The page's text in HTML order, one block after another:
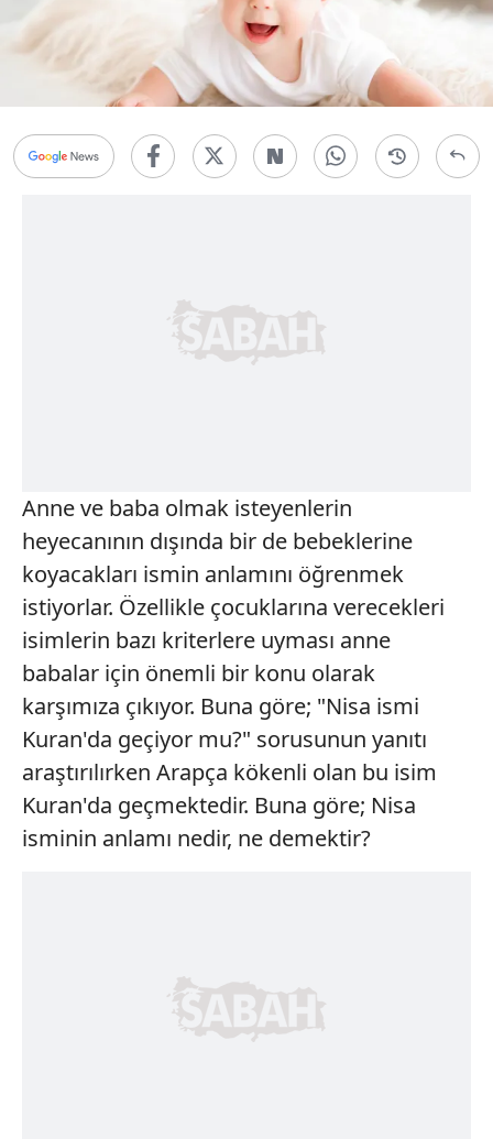
Anne ve baba olmak isteyenlerin
heyecanının dışında bir de bebeklerine
koyacakları ismin anlamını öğrenmek
istiyorlar. Özellikle çocuklarına verecekleri
isimlerin bazı kriterlere uyması anne
babalar için önemli bir konu olarak
karşımıza çıkıyor. Buna göre; "Nisa ismi
Kuran'da geçiyor mu?" sorusunun yanıtı
araştırılırken Arapça kökenli olan bu isim
Kuran'da geçmektedir. Buna göre; Nisa
isminin anlamı nedir, ne demektir?